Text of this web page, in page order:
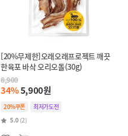
[20%무제한]오래오래프로젝트 깨끗
한육포 바삭 오리오돌(30g)
8,900
34%5,900원
20%쿠폰
최저가도전
5.0 (2)